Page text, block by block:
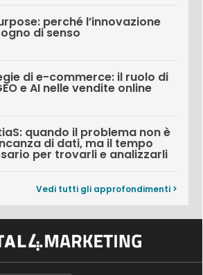
perché l’innovazione
di senso
di e-commerce: il ruolo di
e AI nelle vendite online
quando il problema non è
di dati, ma il tempo
per trovarli e analizzarli
Vedi tutti gli approfondimenti >